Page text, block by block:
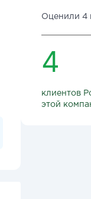
Оценили 4
4
клиентов
этой